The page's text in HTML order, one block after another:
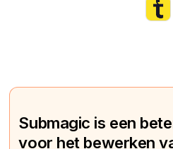
Submagic is een
voor het bewerken